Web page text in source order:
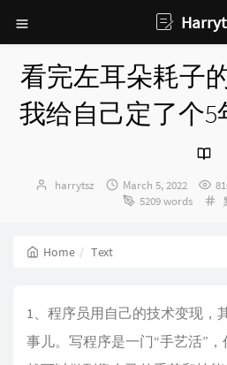
看完左耳朵耗子
我给自己定了个5
Author：
harrytsz
发
布
March 5, 2022
5209 words
Home Text
1、程序员用自己的技术变现，
事儿。写程序是一门“手艺活”